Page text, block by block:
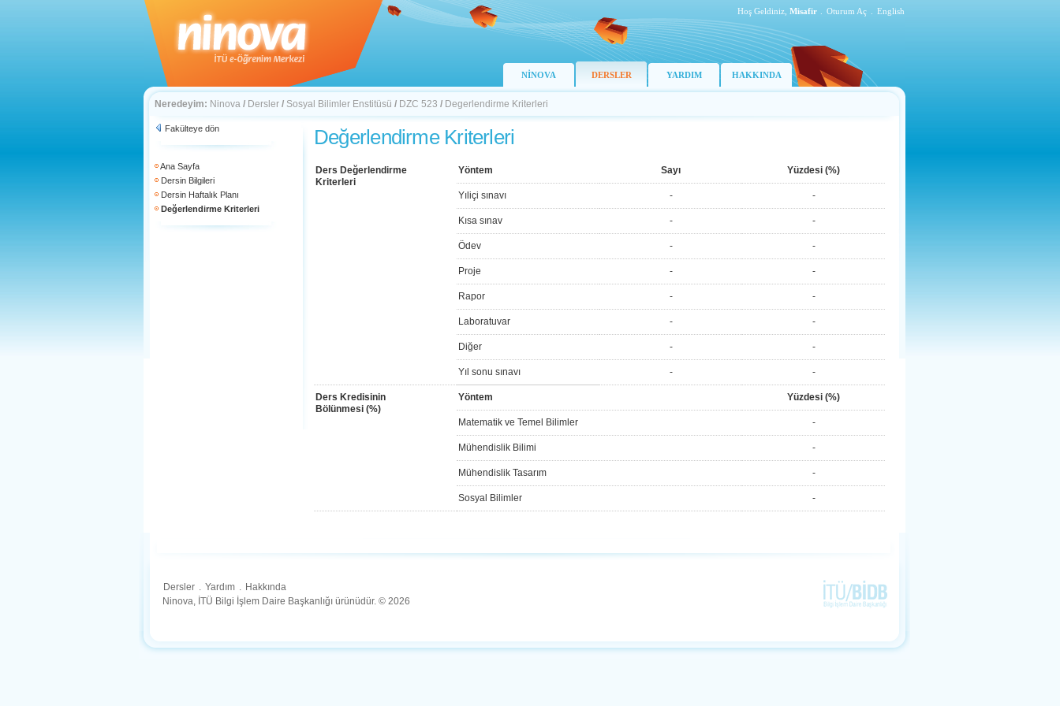
Hoş Geldiniz, Misafir Oturum Aç English
NİNOVA DERSLER YARDIM HAKKINDA
Neredeyim: Ninova / Dersler / Sosyal Bilimler Enstitüsü / DZC 523 / Degerlendirme Kriterleri
Fakülteye dön
Ana Sayfa
Dersin Bilgileri
Dersin Haftalık Planı
Değerlendirme Kriterleri
Değerlendirme Kriterleri
Ders Değerlendirme
Kriterleri
Yöntem Sayı Yüzdesi (%)
Yıliçi sınavı - -
Kısa sınav - -
Ödev - -
Proje - -
Rapor - -
Laboratuvar - -
Diğer - -
Yıl sonu sınavı - -
Ders Kredisinin
Bölünmesi (%)
Yöntem Yüzdesi (%)
Matematik ve Temel Bilimler -
Mühendislik Bilimi -
Mühendislik Tasarım -
Sosyal Bilimler -
Dersler . Yardım . Hakkında
Ninova, İTÜ Bilgi İşlem Daire Başkanlığı ürünüdür. © 2026